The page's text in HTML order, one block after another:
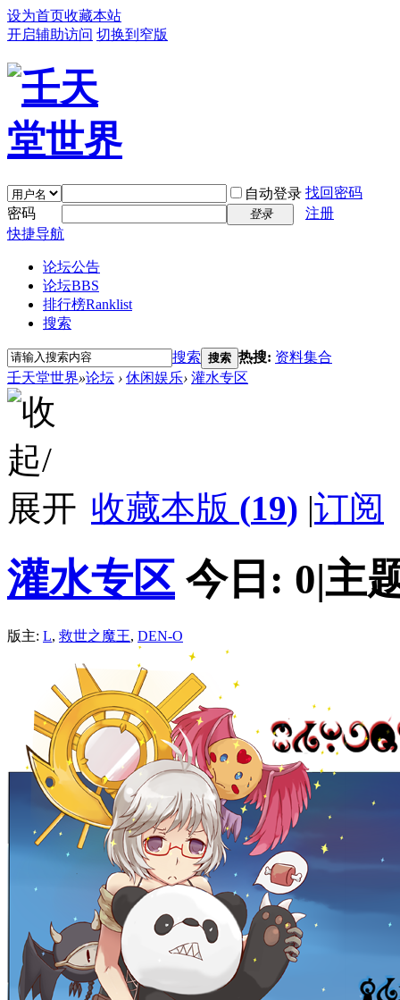
设为首页收藏本站
开启辅助访问 切换到窄版
自动登录 找回密码
密码
登录
注册
快捷导航
论坛公告
论坛BBS
排行榜Ranklist
搜索
搜索 搜索 热搜: 资料集合
壬天堂世界»论坛 › 休闲娱乐› 灌水专区
收藏本版 (19) |订阅
灌水专区 今日: 0|主
版主: L, 救世之魔王, DEN-O